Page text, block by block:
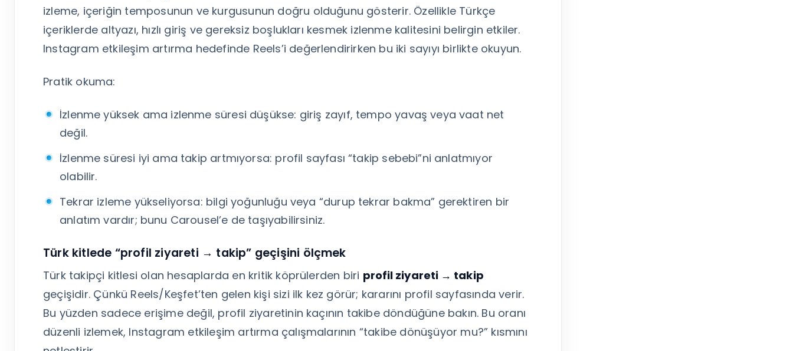
izleme, içeriğin temposunun ve kurgusunun doğru olduğunu gösterir. Özellikle Türkçe
içeriklerde altyazı, hızlı giriş ve gereksiz boşlukları kesmek izlenme kalitesini belirgin etkiler.
Instagram etkileşim artırma hedefinde Reels’i değerlendirirken bu iki sayıyı birlikte okuyun.
Pratik okuma:
İzlenme yüksek ama izlenme süresi düşükse: giriş zayıf, tempo yavaş veya vaat net
değil.
İzlenme süresi iyi ama takip artmıyorsa: profil sayfası “takip sebebi”ni anlatmıyor
olabilir.
Tekrar izleme yükseliyorsa: bilgi yoğunluğu veya “durup tekrar bakma” gerektiren bir
anlatım vardır; bunu Carousel’e de taşıyabilirsiniz.
Türk kitlede “profil ziyareti → takip” geçişini ölçmek
Türk takipçi kitlesi olan hesaplarda en kritik köprülerden biri profil ziyareti → takip
geçişidir. Çünkü Reels/Keşfet’ten gelen kişi sizi ilk kez görür; kararını profil sayfasında verir.
Bu yüzden sadece erişime değil, profil ziyaretinin kaçının takibe döndüğüne bakın. Bu oranı
düzenli izlemek, Instagram etkileşim artırma çalışmalarının “takibe dönüşüyor mu?” kısmını